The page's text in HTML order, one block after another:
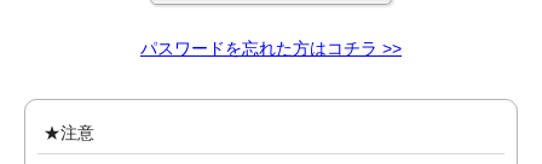
パスワードを忘れた方はコチラ >>
★注意